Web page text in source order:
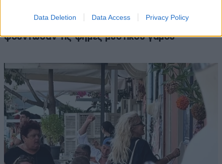
Data Deletion Data Access Privacy Policy
Μπράντλεϊ Κούπερ και Τζίτζι Χαντίντ: Τι
φούντωσαν τις φήμες μυστικού γάμου